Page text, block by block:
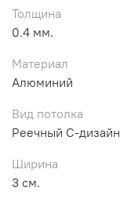
Толщина
0.4 мм.
Материал
Алюминий
Вид потолка
Реечный С-дизайн
Ширина
3 см.